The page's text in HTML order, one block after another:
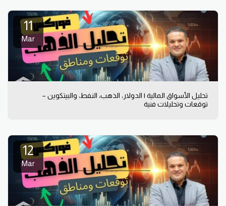
11
Mar
تحليل الأسواق المالية | الدولار، الذهب، النفط، والبيتكوين –
توقعات وتحليلات فنية
12
Mar